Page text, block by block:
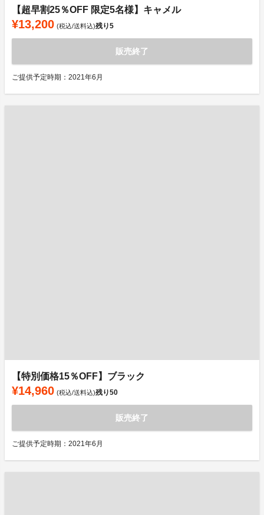
【超早割25％OFF 限定5名様】キャメル
¥13,200 (税込/送料込)残り5
販売終了
ご提供予定時期：2021年6月
【特別価格15％OFF】ブラック
¥14,960 (税込/送料込)残り50
販売終了
ご提供予定時期：2021年6月